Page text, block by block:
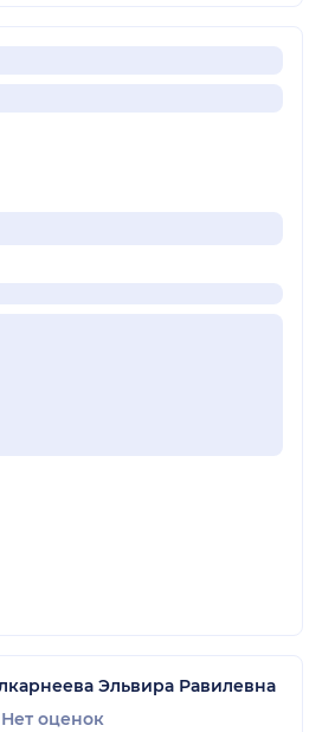
Эльвира Равилевна
Нет оценок